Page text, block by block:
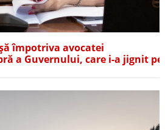
împotriva avocatei
a Guvernului, care i-a jignit pe